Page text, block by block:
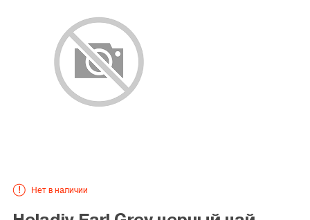
Нет в наличии